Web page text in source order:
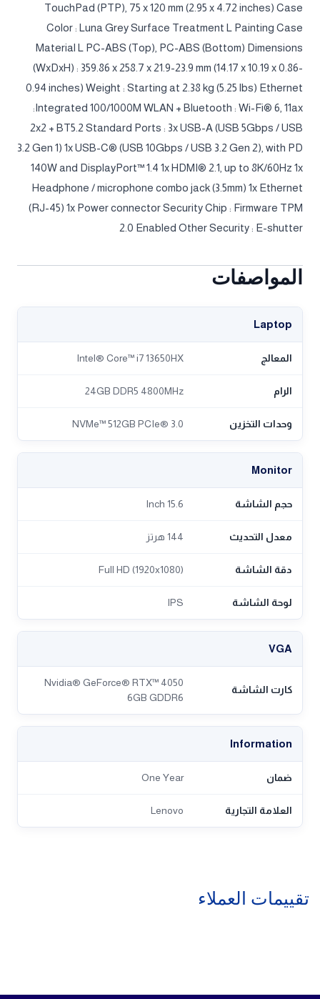
TouchPad (PTP), 75 x 120 mm (2.95 x 4.72 inches) Case
Color : Luna Grey Surface Treatment L Painting Case
Material L PC-ABS (Top), PC-ABS (Bottom) Dimensions
(WxDxH) : 359.86 x 258.7 x 21.9-23.9 mm (14.17 x 10.19 x 0.86-
0.94 inches) Weight : Starting at 2.38 kg (5.25 lbs) Ethernet
:Integrated 100/1000M WLAN + Bluetooth : Wi-Fi® 6, 11ax
2x2 + BT5.2 Standard Ports : 3x USB-A (USB 5Gbps / USB
3.2 Gen 1) 1x USB-C® (USB 10Gbps / USB 3.2 Gen 2), with PD
140W and DisplayPort™ 1.4 1x HDMI® 2.1, up to 8K/60Hz 1x
Headphone / microphone combo jack (3.5mm) 1x Ethernet
(RJ-45) 1x Power connector Security Chip : Firmware TPM
2.0 Enabled Other Security : E-shutter
المواصفات
Laptop
المعالج Intel® Core™ i7 13650HX
الرام 24GB DDR5 4800MHz
وحدات التخزين NVMe™ 512GB PCIe® 3.0
Monitor
حجم الشاشة 15.6 Inch
معدل التحديث 144 هرتز
دقة الشاشة Full HD (1920x1080)
لوحة الشاشة IPS
VGA
كارت الشاشة
Nvidia® GeForce® RTX™ 4050
6GB GDDR6
Information
ضمان One Year
العلامة التجارية Lenovo
تقييمات العملاء